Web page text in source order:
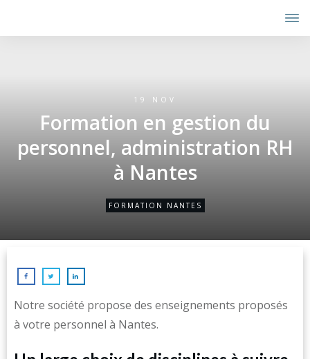
19 NOV
Formation en gestion du
personnel, administration RH
à Nantes
FORMATION NANTES
Notre société propose des enseignements proposés
à votre personnel à Nantes.